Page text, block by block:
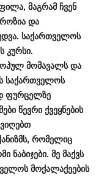
, მაგრამ ჩვენ
და
. საქართველოს
კურსი.
მომავალს და
საქართველოს
ფურცელზე
წევრი ქვეყნების
, რომელიც
ნაბიჯები. მე მაქვს
მოქალაქეების